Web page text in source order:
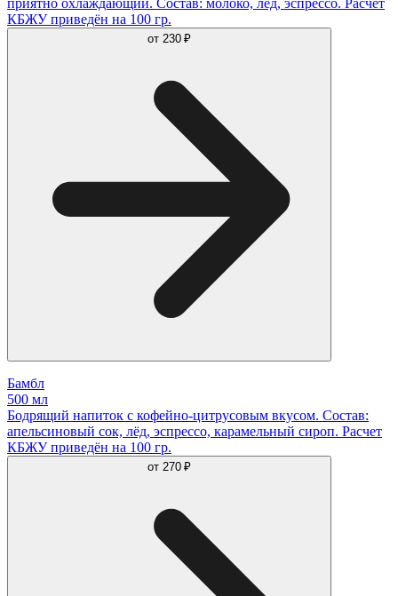
КБЖУ приведён на 100 гр.
от 230 ₽
Бамбл
500 мл
Бодрящий напиток с кофейно-цитрусовым вкусом. Состав:
апельсиновый сок, лёд, эспрессо, карамельный сироп. Расчет
КБЖУ приведён на 100 гр.
от 270 ₽